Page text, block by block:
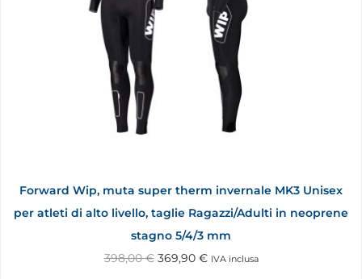
Forward Wip, muta super therm invernale MK3 Unisex
per atleti di alto livello, taglie Ragazzi/Adulti in neoprene
stagno 5/4/3 mm
398,00€ 369,90 € IVA inclusa